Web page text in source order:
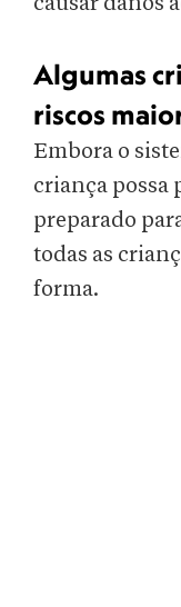
Algumas
riscos
Embora o
criança possa
preparado
todas as
forma.